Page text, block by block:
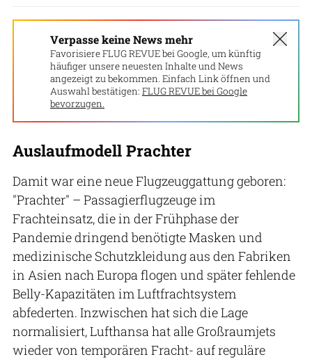
Verpasse keine News mehr
Favorisiere FLUG REVUE bei Google, um künftig
häufiger unsere neuesten Inhalte und News
angezeigt zu bekommen. Einfach Link öffnen und
Auswahl bestätigen: FLUG REVUE bei Google
bevorzugen.
Auslaufmodell Prachter
Damit war eine neue Flugzeuggattung geboren:
"Prachter" – Passagierflugzeuge im
Frachteinsatz, die in der Frühphase der
Pandemie dringend benötigte Masken und
medizinische Schutzkleidung aus den Fabriken
in Asien nach Europa flogen und später fehlende
Belly-Kapazitäten im Luftfrachtsystem
abfederten. Inzwischen hat sich die Lage
normalisiert, Lufthansa hat alle Großraumjets
wieder von temporären Fracht- auf reguläre